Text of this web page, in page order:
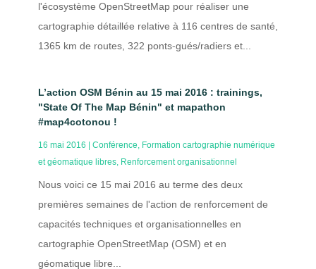
l'écosystème OpenStreetMap pour réaliser une
cartographie détaillée relative à 116 centres de santé,
1365 km de routes, 322 ponts-gués/radiers et...
L’action OSM Bénin au 15 mai 2016 : trainings,
"State Of The Map Bénin" et mapathon
#map4cotonou !
16 mai 2016 Conférence, Formation cartographie numérique
et géomatique libres, Renforcement organisationnel
Nous voici ce 15 mai 2016 au terme des deux
premières semaines de l'action de renforcement de
capacités techniques et organisationnelles en
cartographie OpenStreetMap (OSM) et en
géomatique libre...